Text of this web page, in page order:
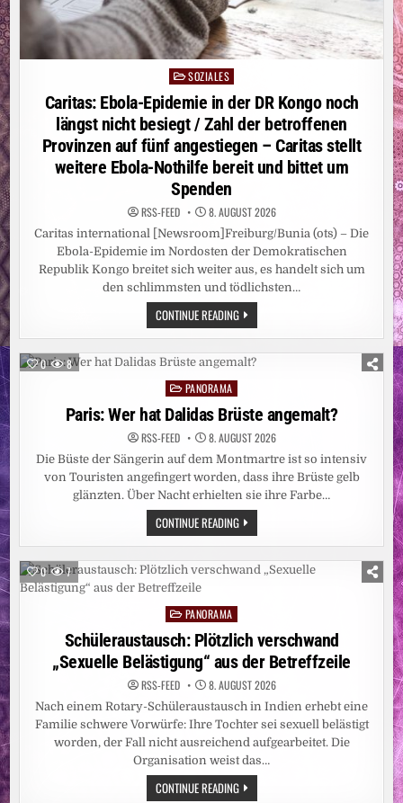
Posted
in
SOZIALES
Caritas: Ebola-Epidemie in der DR Kongo noch
längst nicht besiegt / Zahl der betroffenen
Provinzen auf fünf angestiegen – Caritas stellt
weitere Ebola-Nothilfe bereit und bittet um
Spenden
RSS-FEED 8. AUGUST 2026
Caritas international [Newsroom]Freiburg/Bunia (ots) – Die
Ebola-Epidemie im Nordosten der Demokratischen
Republik Kongo breitet sich weiter aus, es handelt sich um
den schlimmsten und tödlichsten…
CONTINUE READINGCARITAS:
EBOLA-
EPIDEMIE
DER
DR
LÄNGST
NICHT
BESIEGT
/
ZAHL
DER
BETROFFENEN
PROVINZEN
AUF
FÜNF
ANGESTIEGEN
–
CARITAS
STELLT
WEITERE
BITTET
UM
SPENDEN
0 8
Posted
in
PANORAMA
Paris: Wer hat Dalidas Brüste angemalt?
RSS-FEED 8. AUGUST 2026
Die Büste der Sängerin auf dem Montmartre ist so intensiv
von Touristen angefingert worden, dass ihre Brüste gelb
glänzten. Über Nacht erhielten sie ihre Farbe…
CONTINUE READINGPARIS:
WER
HAT
BRÜSTE
ANGEMALT?
0 7
PostedPANORAMA
Schüleraustausch: Plötzlich verschwand
„Sexuelle Belästigung“ aus der Betreffzeile
RSS-FEED 8. AUGUST 2026
Nach einem Rotary-Schüleraustausch in Indien erhebt eine
Familie schwere Vorwürfe: Ihre Tochter sei sexuell belästigt
worden, der Fall nicht ausreichend aufgearbeitet. Die
Organisation weist das…
CONTINUE READINGSCHÜLERAUSTAUSCH:
PLÖTZLICH